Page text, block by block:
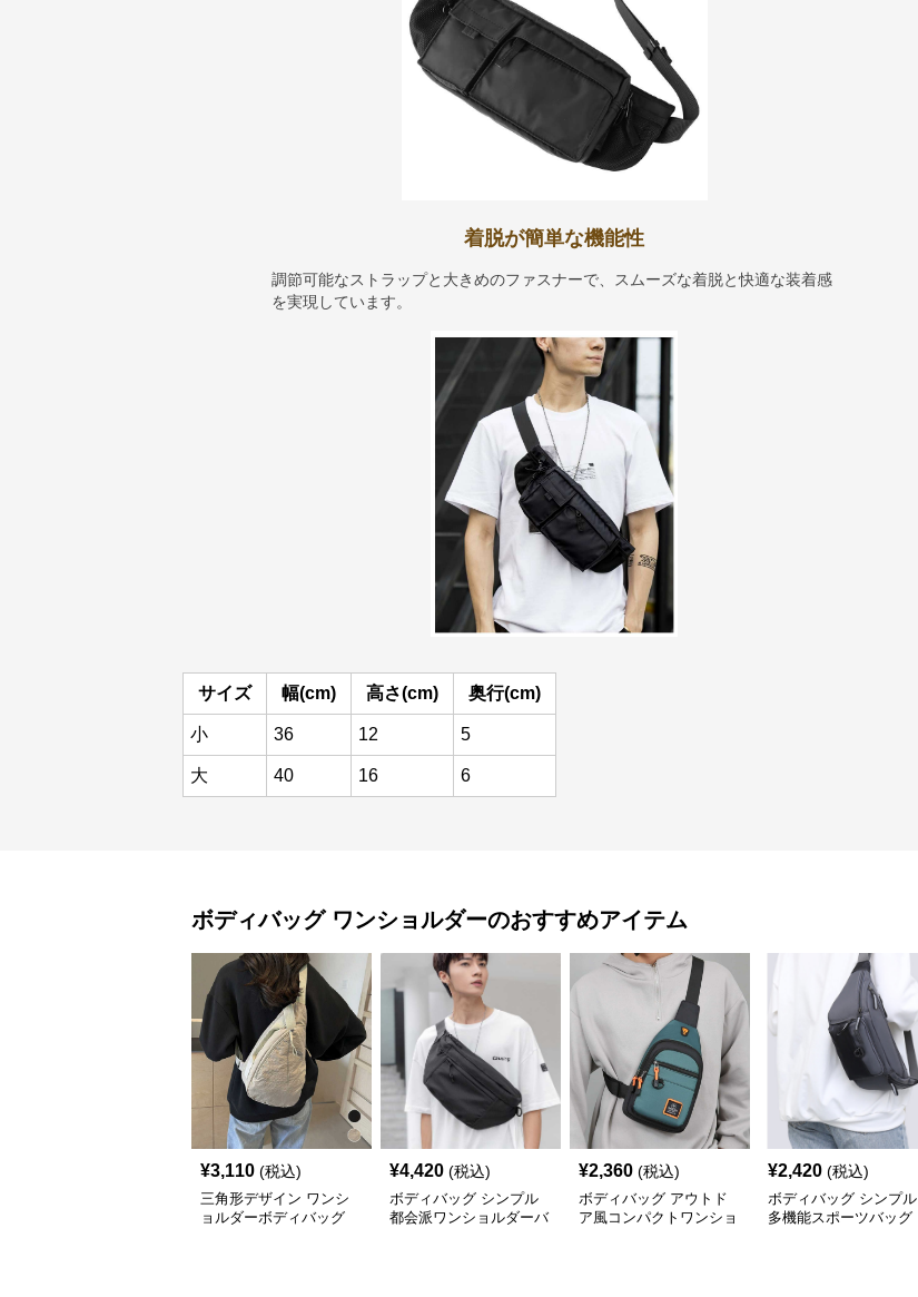
着脱が簡単な機能性
調節可能なストラップと大きめのファスナーで、スムーズな着脱と快適な装着感
を実現しています。
サイズ 幅(cm) 高さ(cm) 奥行(cm)
小 36 12 5
大 40 16 6
ボディバッグ ワンショルダーのおすすめアイテム
¥3,110 (税込)
三角形デザイン ワンシ
ョルダーボディバッグ
¥4,420 (税込)
ボディバッグ シンプル
都会派ワンショルダーバ
¥2,360 (税込)
ボディバッグ アウトド
ア風コンパクトワンショ
¥2,420 (税込)
ボディバッグ シンプル
多機能スポーツバッグ